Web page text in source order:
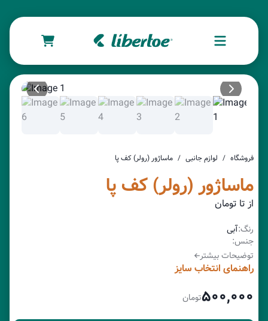
ماساژور (رولر) کف پا / لوازم جانبی / فروشگاه
ماساژور (رولر) کف پا
از تا تومان
:رنگآبی
:جنس
توضیحات بیشتر
راهنمای انتخاب سایز
۵۰۰,۰۰۰تومان